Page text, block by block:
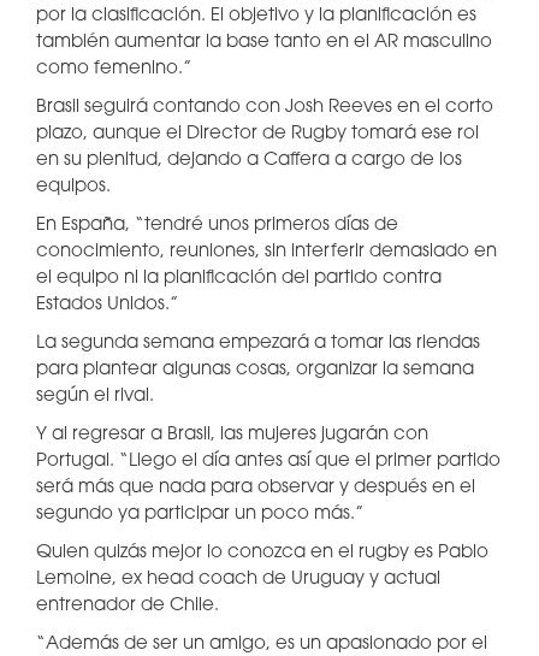
por la clasificación. El objetivo y la planificación es
también aumentar la base tanto en el AR masculino
como femenino.”
Brasil seguirá contando con Josh Reeves en el corto
plazo, aunque el Director de Rugby tomará ese rol
en su plenitud, dejando a Caffera a cargo de los
equipos.
En España, “tendré unos primeros días de
conocimiento, reuniones, sin interferir demasiado en
el equipo ni la planificación del partido contra
Estados Unidos.”
La segunda semana empezará a tomar las riendas
para plantear algunas cosas, organizar la semana
según el rival.
Y al regresar a Brasil, las mujeres jugarán con
Portugal. “Llego el día antes así que el primer partido
será más que nada para observar y después en el
segundo ya participar un poco más.”
Quien quizás mejor lo conozca en el rugby es Pablo
Lemoine, ex head coach de Uruguay y actual
entrenador de Chile.
“Además de ser un amigo, es un apasionado por el